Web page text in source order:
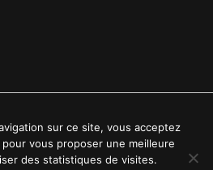
| Tous droits réservés
sur ce site, vous acceptez
pour vous proposer une meilleure
des statistiques de visites.